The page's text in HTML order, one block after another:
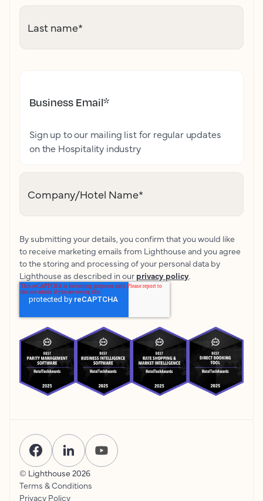
Last name*
Business Email*
Sign up to our mailing list for regular updates
on the Hospitality industry
Company/Hotel Name*
By submitting your details, you confirm that you would like
to receive marketing emails from Lighthouse and you agree
to the storing and processing of your personal data by
Lighthouse as described in our privacy policy.
© Lighthouse 2026
Terms & Conditions
Privacy Policy